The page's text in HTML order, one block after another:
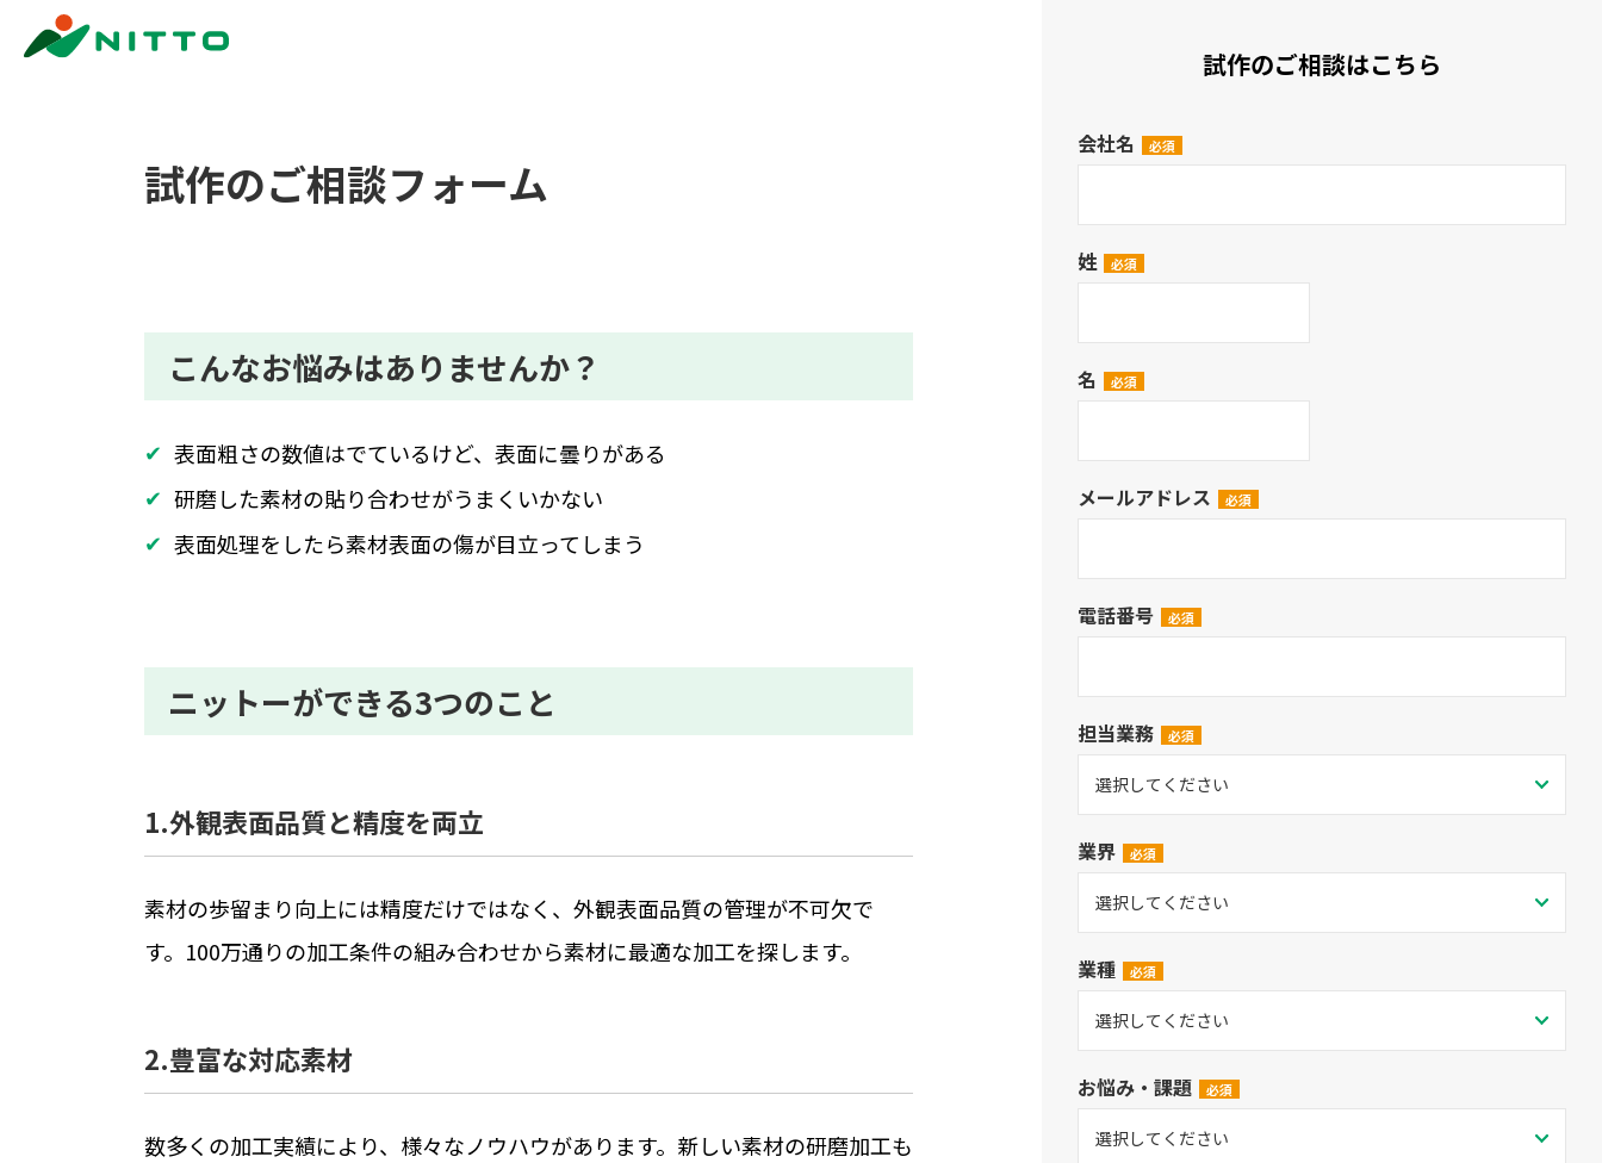
試作のご相談フォーム
こんなお悩みはありませんか？
表面粗さの数値はでているけど、表面に曇りがある
研磨した素材の貼り合わせがうまくいかない
表面処理をしたら素材表面の傷が目立ってしまう
ニットーができる3つのこと
1.外観表面品質と精度を両立
素材の歩留まり向上には精度だけではなく、外観表面品質の管理が不可欠で
す。100万通りの加工条件の組み合わせから素材に最適な加工を探します。
2.豊富な対応素材
数多くの加工実績により、様々なノウハウがあります。新しい素材の研磨加工も
試作のご相談はこちら
会社名
姓
名
メールアドレス
電話番号
担当業務
業界
業種
お悩み・課題